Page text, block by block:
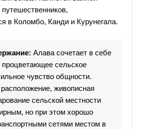
в Коломбо, Канди и Курунегала.
Алава сочетает в себе
процветающее сельское
чувство общности.
живописная
сельской местности
но при этом хорошо
сетями местом в